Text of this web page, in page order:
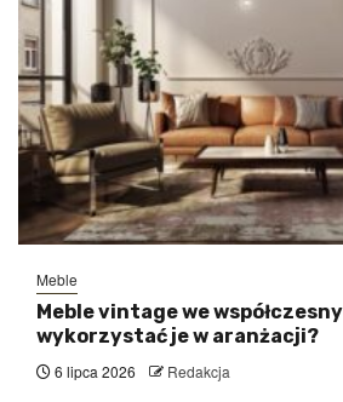
Meble
Meble vintage we
wykorzystać je w aranżacji?
6 lipca 2026 Redakcja